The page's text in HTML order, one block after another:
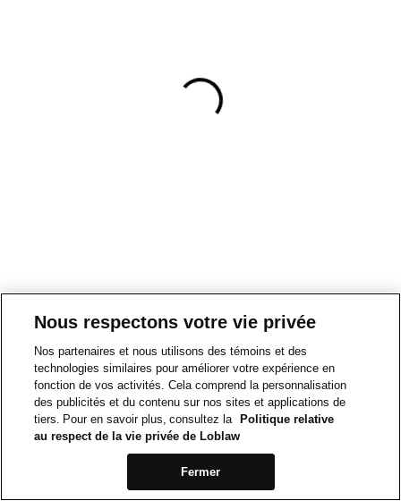
Nous respectons votre vie privée
Nos partenaires et nous utilisons des témoins et des
technologies similaires pour améliorer votre expérience en
fonction de vos activités. Cela comprend la personnalisation
des publicités et du contenu sur nos sites et applications de
tiers. Pour en savoir plus, consultez la
Politique relative
au respect de la vie privée de Loblaw
Fermer